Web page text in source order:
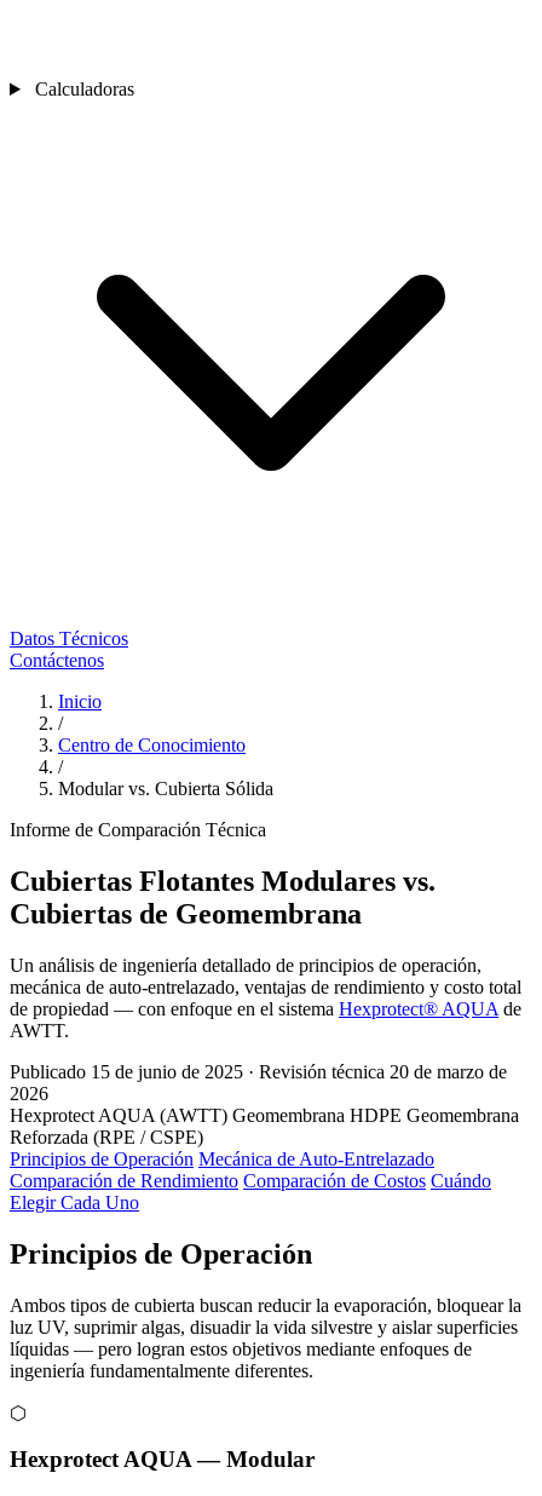
Calculadoras
Datos Técnicos
Contáctenos
Inicio
/
Centro de Conocimiento
/
Modular vs. Cubierta Sólida
Informe de Comparación Técnica
Cubiertas Flotantes Modulares vs.
Cubiertas de Geomembrana
Un análisis de ingeniería detallado de principios de operación,
mecánica de auto-entrelazado, ventajas de rendimiento y costo total
de propiedad — con enfoque en el sistema Hexprotect® AQUA de
AWTT.
Publicado 15 de junio de 2025 · Revisión técnica 20 de marzo de
2026
Hexprotect AQUA (AWTT) Geomembrana HDPE Geomembrana
Reforzada (RPE / CSPE)
Principios de Operación Mecánica de Auto-Entrelazado
Comparación de Rendimiento Comparación de Costos Cuándo
Elegir Cada Uno
Principios de Operación
Ambos tipos de cubierta buscan reducir la evaporación, bloquear la
luz UV, suprimir algas, disuadir la vida silvestre y aislar superficies
líquidas — pero logran estos objetivos mediante enfoques de
ingeniería fundamentalmente diferentes.
⬡
Hexprotect AQUA — Modular